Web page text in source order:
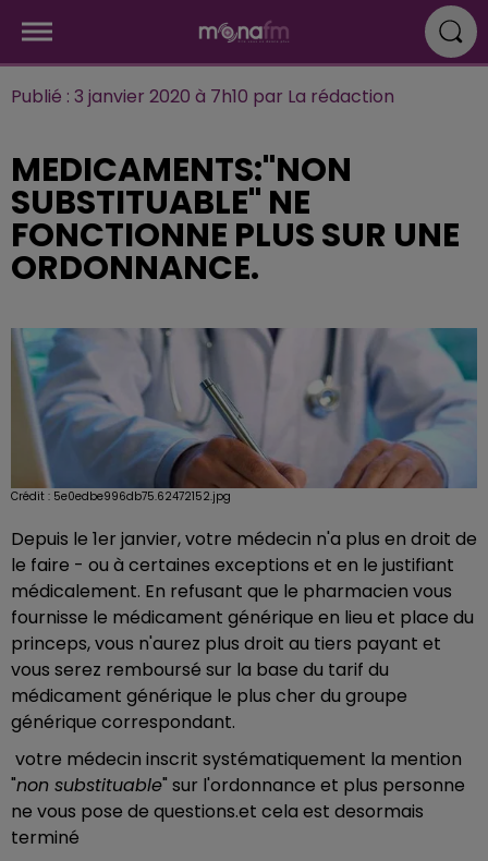
Publié : 3 janvier 2020 à 7h10 par La rédaction
MEDICAMENTS:"NON
SUBSTITUABLE" NE
FONCTIONNE PLUS SUR UNE
ORDONNANCE.
Crédit : 5e0edbe996db75.62472152.jpg
Depuis le 1er janvier, votre médecin n'a plus en droit de
le faire - ou à certaines exceptions et en le justifiant
médicalement. En refusant que le pharmacien vous
fournisse le médicament générique en lieu et place du
princeps, vous n'aurez plus droit au tiers payant et
vous serez remboursé sur la base du tarif du
médicament générique le plus cher du groupe
générique correspondant.
votre médecin inscrit systématiquement la mention
"non substituable" sur l'ordonnance et plus personne
ne vous pose de questions.et cela est desormais
terminé